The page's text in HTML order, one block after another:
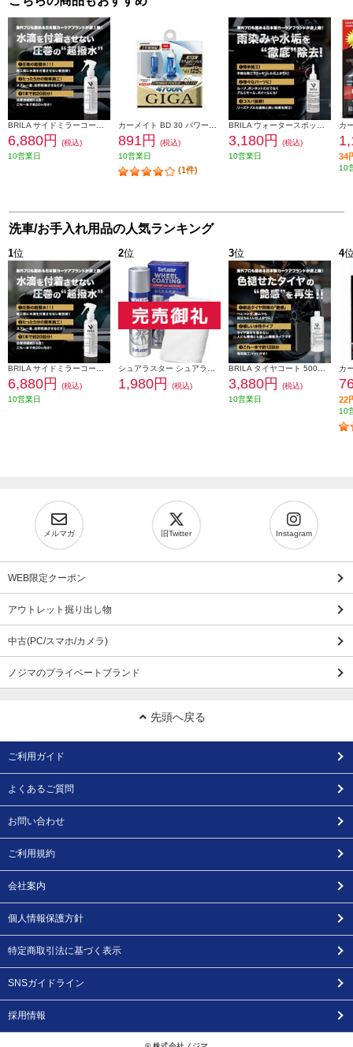
6,880円
(税込)
10営業日
891円
(税込)
10営業日
(1件)
3,180円
(税込)
10営業日
34
10
洗車/お手入れ用品の人気ランキング
1位
6,880円
(税込)
10営業日
2位
1,980円 (税込)
3位
3,880円
(税込)
10営業日
4
22
10
メルマガ 旧Twitter Instagram
WEB限定クーポン
アウトレット掘り出し物
中古(PC/スマホ/カメラ)
ノジマのプライベートブランド
先頭へ戻る
ご利用ガイド
よくあるご質問
お問い合わせ
ご利用規約
会社案内
個人情報保護方針
特定商取引法に基づく表示
SNSガイドライン
採用情報